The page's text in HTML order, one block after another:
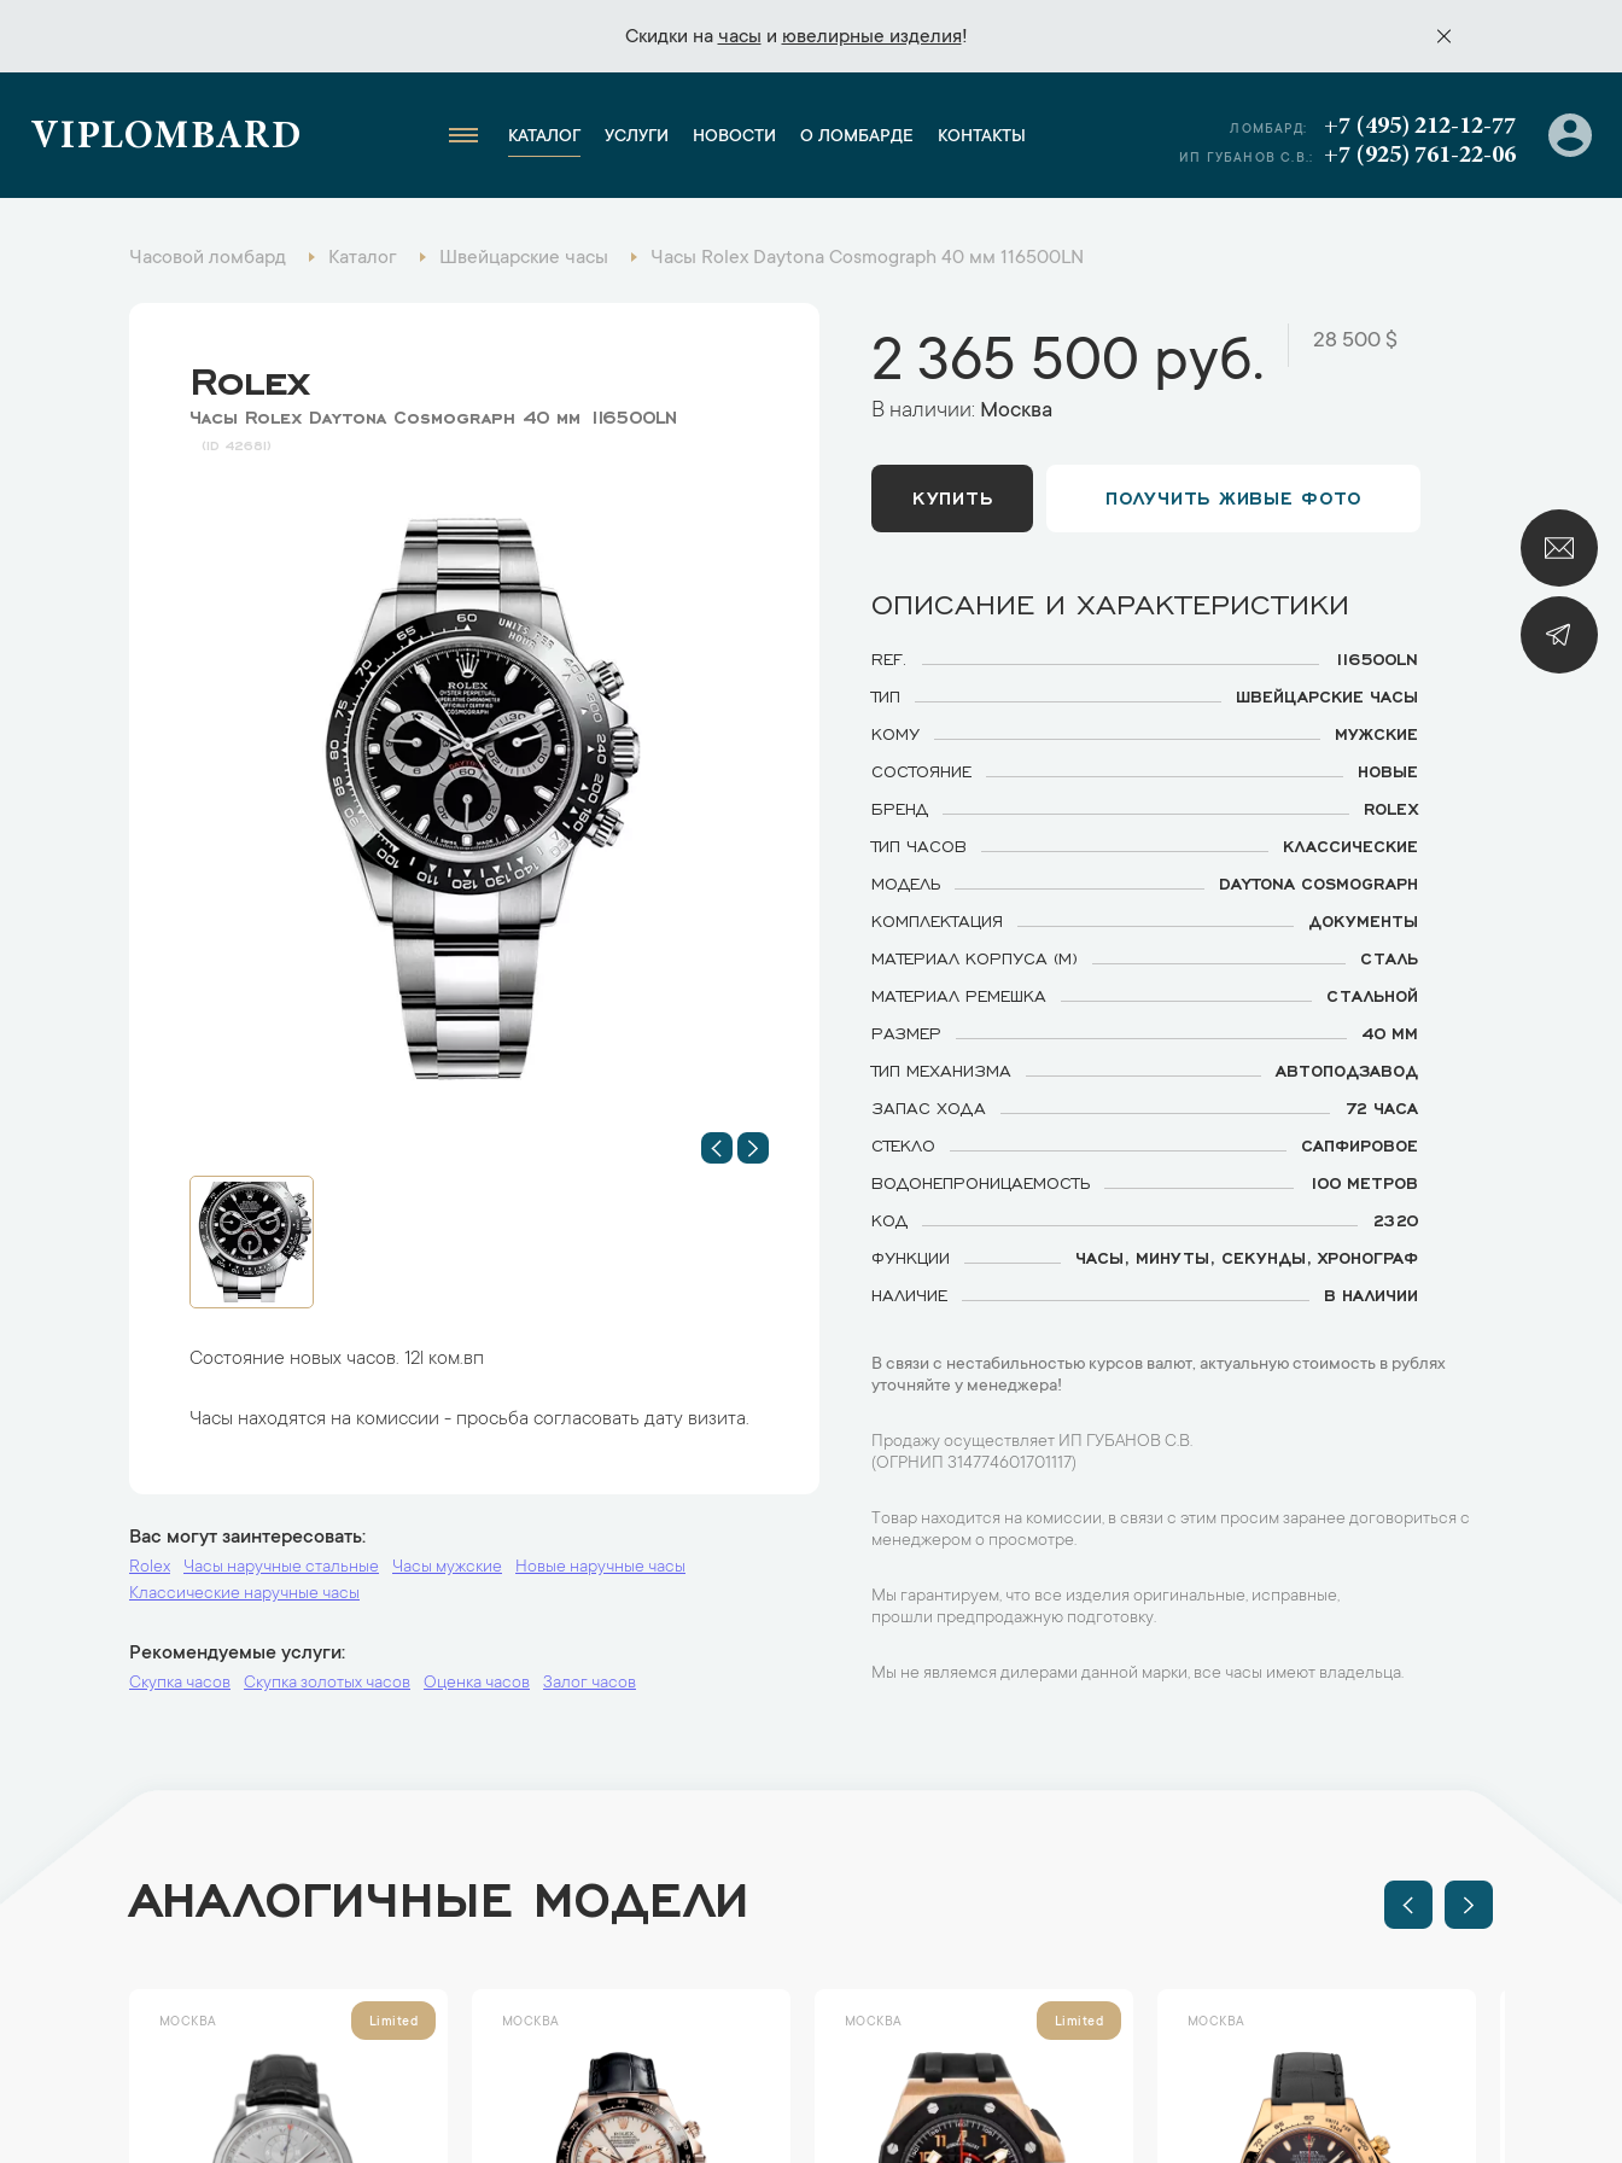
Скидки на часы и ювелирные изделия!
Скидки на часы и ювелирные изделия!
VIPLOMBARD КАТАЛОГ УСЛУГИ НОВОСТИ О ЛОМБАРДЕ КОНТАКТЫ ЛОМБАРД: +7 (495) 212-12-77
ИП ГУБАНОВ С.В.: +7 (925) 761-22-06
Часовой ломбард Каталог Швейцарские часы Часы Rolex Daytona Cosmograph 40 мм 116500LN
Rolex
Часы Rolex Daytona Cosmograph 40 мм 116500LN
42681
Состояние новых часов. 12l ком.вп
Часы находятся на комиссии - просьба согласовать дату визита.
Вас могут заинтересовать
Rolex Часы наручные стальные Часы мужские
Новые наручные часы
Классические наручные часы
Рекомендуемые услуги
Скупка часов Скупка золотых часов Оценка часов Залог часов
2 365 500 руб. 28 500 $
В наличии: Москва
КУПИТЬ ПОЛУЧИТЬ ЖИВЫЕ ФОТО
ОПИСАНИЕ И ХАРАКТЕРИСТИКИ
REF.
116500LN
ТИП
ШВЕЙЦАРСКИЕ ЧАСЫ
КОМУ
МУЖСКИЕ
СОСТОЯНИЕ
НОВЫЕ
БРЕНД
ROLEX
ТИП ЧАСОВ
КЛАССИЧЕСКИЕ
МОДЕЛЬ
DAYTONA COSMOGRAPH
КОМПЛЕКТАЦИЯ
ДОКУМЕНТЫ
МАТЕРИАЛ КОРПУСА (М)
СТАЛЬ
МАТЕРИАЛ РЕМЕШКА
СТАЛЬНОЙ
РАЗМЕР
40 ММ
ТИП МЕХАНИЗМА
АВТОПОДЗАВОД
ЗАПАС ХОДА
72 ЧАСА
СТЕКЛО
САПФИРОВОЕ
ВОДОНЕПРОНИЦАЕМОСТЬ
100 МЕТРОВ
КОД
2320
ФУНКЦИИ
ЧАСЫ, МИНУТЫ, СЕКУНДЫ, ХРОНОГРАФ
НАЛИЧИЕ
В НАЛИЧИИ
В связи с нестабильностью курсов валют, актуальную стоимость в рублях
уточняйте у менеджера!
Продажу осуществляет ИП ГУБАНОВ С.В.
(ОГРНИП 314774601701117)
Товар находится на комиссии, в связи с этим просим заранее договориться с
менеджером о просмотре.
Мы гарантируем, что все изделия оригинальные, исправные,
прошли предпродажную подготовку.
Мы не являемся дилерами данной марки, все часы имеют владельца.
АНАЛОГИЧНЫЕ МОДЕЛИ
МОСКВА Limited МОСКВА МОСКВА Limited МОСКВА